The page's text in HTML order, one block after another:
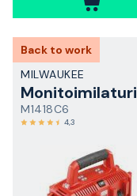
Back to work
MILWAUKEE
Monitoimilaturi
M1418C6
4,3